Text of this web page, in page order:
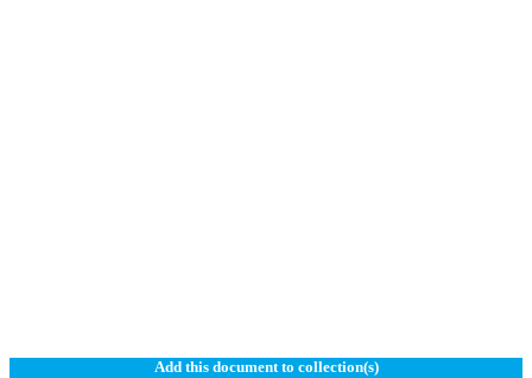
Add this document to collection(s)